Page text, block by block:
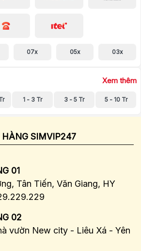
07x 05x 03x
Xem thêm
1 - 3 Tr 3 - 5 Tr 5 - 10 Tr
SIMVIP247
01
Tân Tiến, Văn Giang, HY
02
vườn New city - Liêu Xá - Yên